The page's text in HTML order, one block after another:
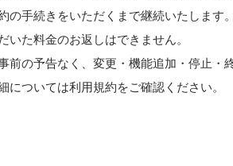
の手続きをいただくまで継続いたします。
いた料金のお返しはできません。
前の予告なく、変更・機能追加・停止・
については利用規約をご確認ください。